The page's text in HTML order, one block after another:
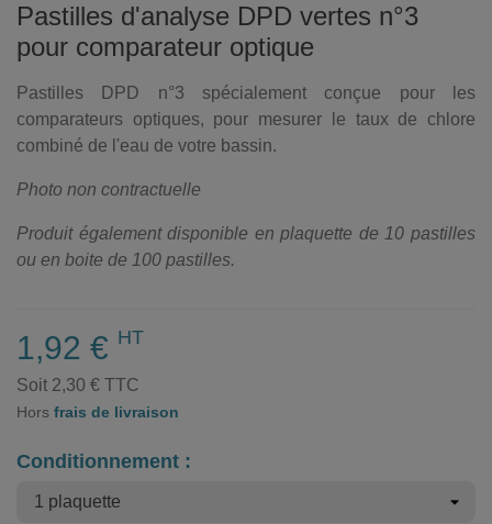
Pastilles d'analyse DPD vertes n°3
pour comparateur optique
Pastilles DPD n°3 spécialement conçue pour les
comparateurs optiques, pour mesurer le taux de chlore
combiné de l'eau de votre bassin.
Photo non contractuelle
Produit également disponible en plaquette de 10 pastilles
ou en boite de 100 pastilles.
1,92 € HT
Soit 2,30 € TTC
Hors frais de livraison
Conditionnement :